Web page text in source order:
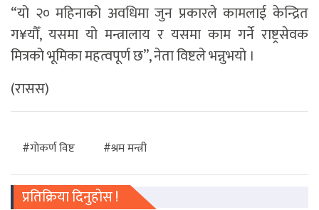
“यो २० महिनाको अवधिमा जुन प्रकारले कामलाई केन्द्रित
ग¥यौँ, यसमा यो मन्त्रालाय र यसमा काम गर्ने राष्ट्रसेवक
मित्रको भूमिका महत्वपूर्ण छ”, नेता विष्टले भन्नुभयो ।
(रासस)
#गाेकर्ण विष्ट #श्रम मन्त्री
प्रतिक्रिया दिनुहोस !